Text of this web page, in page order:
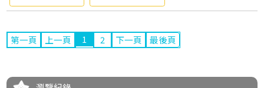
第一頁 上一頁 1 2 下一頁 最後頁